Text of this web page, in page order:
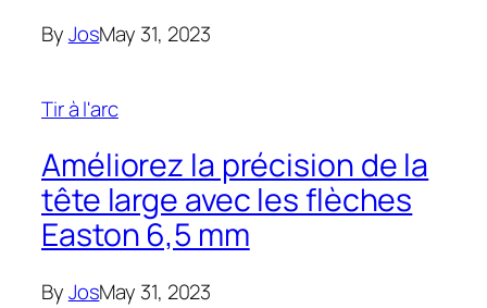
ByJosMay 31, 2023
Tir à l'arc
Améliorez la précision de la
tête large avec les flèches
Easton 6,5 mm
ByJosMay 31, 2023